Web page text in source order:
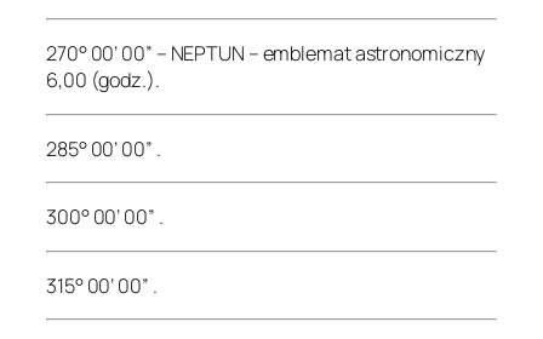
270° 00’ 00” – NEPTUN – emblemat astronomiczny
6,00 (godz.).
285° 00’ 00” .
300° 00’ 00” .
315° 00’ 00” .